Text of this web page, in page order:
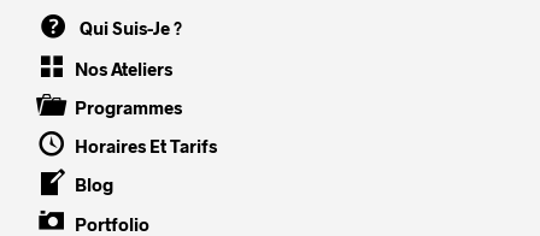
Qui Suis-Je ?
Nos Ateliers
Programmes
Horaires Et Tarifs
Blog
Portfolio